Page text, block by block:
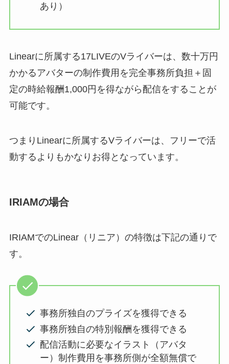
あり）
Linearに所属する17LIVEのVライバーは、数十万円
かかるアバターの制作費用を完全事務所負担＋固
定の時給報酬1,000円を得ながら配信をすることが
可能です。
つまりLinearに所属するVライバーは、フリーで活
動するよりもかなりお得となっています。
IRIAMの場合
IRIAMでのLinear（リニア）の特徴は下記の通りで
す。
事務所独自のプライズを獲得できる
事務所独自の特別報酬を獲得できる
配信活動に必要なイラスト（アバタ
ー）制作費用を事務所側が全額無償で